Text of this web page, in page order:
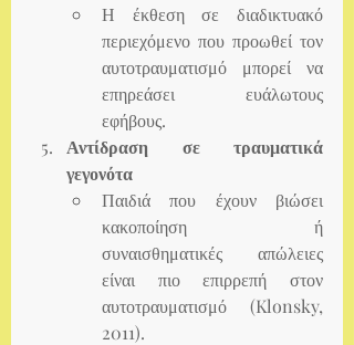
Η έκθεση σε διαδικτυακό
περιεχόμενο που προωθεί τον
αυτοτραυματισμό μπορεί να
επηρεάσει ευάλωτους
εφήβους.
Αντίδραση σε τραυματικά
γεγονότα
Παιδιά που έχουν βιώσει
κακοποίηση ή
συναισθηματικές απώλειες
είναι πιο επιρρεπή στον
αυτοτραυματισμό (Klonsky,
2011).